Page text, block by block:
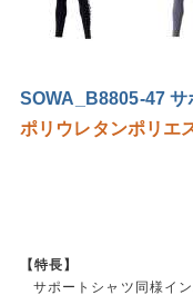
SOWA_B8805-47 サ
ポリウレタンポリエ
【特長】
サポートシャツ同様イ